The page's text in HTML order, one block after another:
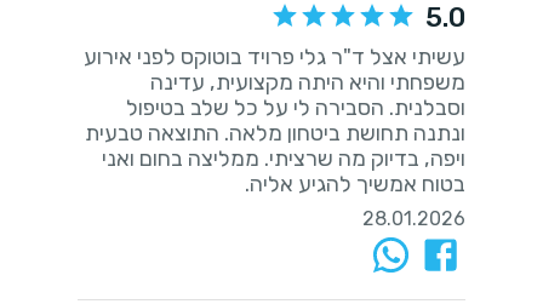
5.0
עשיתי אצל ד"ר גלי פרויד בוטוקס לפני אירוע
משפחתי והיא היתה מקצועית, עדינה
וסבלנית. הסבירה לי על כל שלב בטיפול
ונתנה תחושת ביטחון מלאה. התוצאה טבעית
ויפה, בדיוק מה שרציתי. ממליצה בחום ואני
בטוח אמשיך להגיע אליה.
28.01.2026